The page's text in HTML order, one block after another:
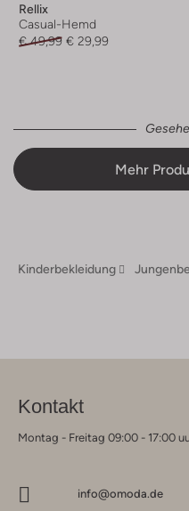
Rellix
Casual-Hemd
€ 49,99 € 29,99
Mehr
Kinderbekleidung
Kontakt
Montag - Freitag 09:00 - 17:00
info@omoda.de